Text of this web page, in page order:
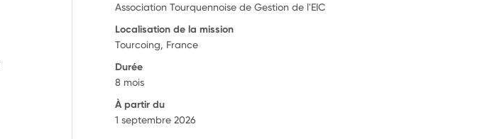
Association Tourquennoise de Gestion de l'EIC
Localisation de la mission
Tourcoing, France
Durée
8 mois
À partir du
1 septembre 2026